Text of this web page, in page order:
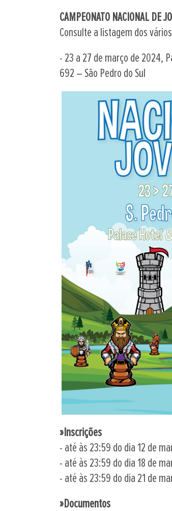
CAMPEONATO NACIONAL DE
Consulte a listagem dos
- 23 a 27 de março de 2024,
692 – São Pedro do Sul
»Inscrições
- até às 23:59 do dia 12 de
- até às 23:59 do dia 18 de
- até às 23:59 do dia 21 de
»Documentos